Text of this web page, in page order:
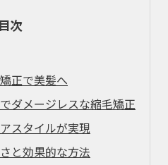
目次
正で美髪へ
ダメージレスな縮毛矯正
スタイルが実現
と効果的な方法